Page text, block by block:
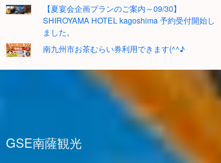
【夏宴会企画プランのご案内～09/30】
SHIROYAMA HOTEL kagoshima 予約受付開始し
ました。
南九州市お茶むらい券利用できます(^^♪
GSE南薩観光